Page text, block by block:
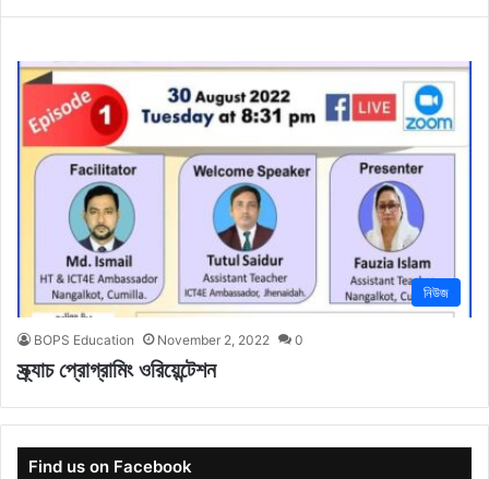
নিউজ
BOPS Education November 2, 2022 0
স্ক্র্যাচ প্রোগ্রামিং ওরিয়েন্টেশন
Find us on Facebook